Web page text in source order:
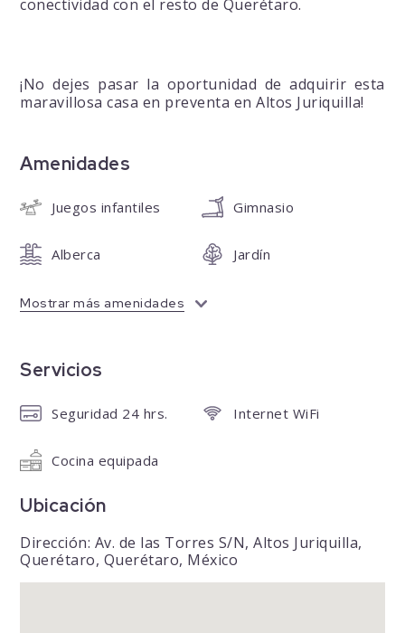
conectividad con el resto de Querétaro.
¡No dejes pasar la oportunidad de adquirir esta
maravillosa casa en preventa en Altos Juriquilla!
Amenidades
Juegos infantiles Gimnasio
Alberca Jardín
Mostrar más amenidades
Servicios
Seguridad 24 hrs. Internet WiFi
Cocina equipada
Ubicación
Dirección: Av. de las Torres S/N, Altos Juriquilla,
Querétaro, Querétaro, México